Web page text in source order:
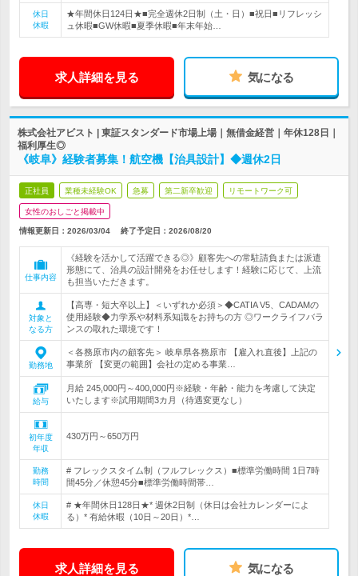
休日
休暇
★年間休日124日★■完全週休2日制（土・日）■祝日■リフレッシ
ュ休暇■GW休暇■夏季休暇■年末年始…
求人詳細を見る 気になる
株式会社アビスト | 東証スタンダード市場上場｜無借金経営｜年休128日｜
福利厚生◎
《岐阜》経験者募集！航空機【治具設計】◆週休2日
正社員 業種未経験OK 急募 第二新卒歓迎 リモートワーク可
女性のおしごと掲載中
情報更新日：2026/03/04 終了予定日： 2026/08/20
仕事内容
《経験を活かして活躍できる◎》顧客先への常駐請負または派遣
形態にて、治具の設計開発をお任せします！経験に応じて、上流
も担当いただきます。
対象と
なる方
【高専・短大卒以上】＜いずれか必須＞◆CATIA V5、CADAMの
使用経験◆力学系や材料系知識をお持ちの方 ◎ワークライフバラ
ンスの取れた環境です！
勤務地
＜各務原市内の顧客先＞ 岐阜県各務原市 【雇入れ直後】上記の
事業所 【変更の範囲】会社の定める事業…
給与
月給 245,000円～400,000円※経験・年齢・能力を考慮して決定
いたします※試用期間3カ月（待遇変更なし）
初年度
年収
430万円～650万円
勤務
時間
# フレックスタイム制（フルフレックス）■標準労働時間 1日7時
間45分／休憩45分■標準労働時間帯…
休日
休暇
# ★年間休日128日★* 週休2日制（休日は会社カレンダーによ
る）* 有給休暇（10日～20日）*…
求人詳細を見る 気になる